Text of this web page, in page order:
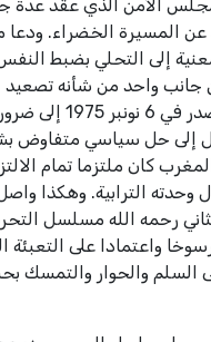
الأمن الذي عقد
عن المسيرة الخضراء.
إلى التحلي بضبط
واحد من شأنه تصعيد
صدر في 6 نونبر
إلى حل سياسي متفاوض
كان ملتزما تمام
الترابية. وهكذا
رحمه الله مسلسل
واعتمادا على التعبئة
السلم والحوار والتمسك